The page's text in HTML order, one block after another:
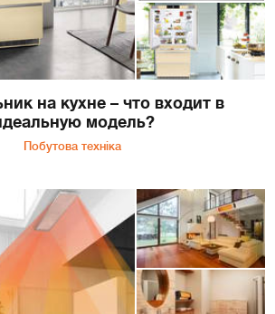
на кухне – что входит в
модель?
Побутова техніка